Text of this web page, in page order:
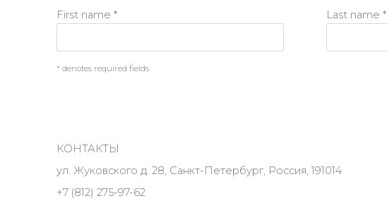
First name * Last name *
* denotes required fields
КОНТАКТЫ
ул. Жуковского д. 28, Санкт-Петербург, Россия, 191014
+7 (812) 275-97-62